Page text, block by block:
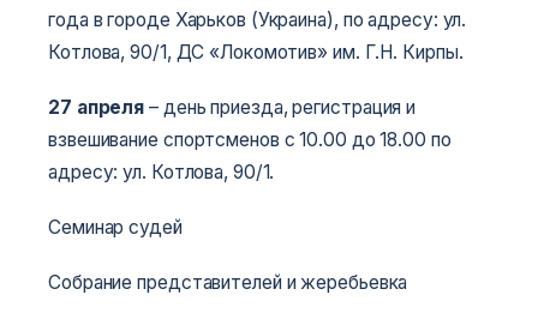
года в городе Харьков (Украина), по адресу: ул.
Котлова, 90/1, ДС «Локомотив» им. Г.Н. Кирпы.
27 апреля – день приезда, регистрация и
взвешивание спортсменов с 10.00 до 18.00 по
адресу: ул. Котлова, 90/1.
Семинар судей
Собрание представителей и жеребьевка